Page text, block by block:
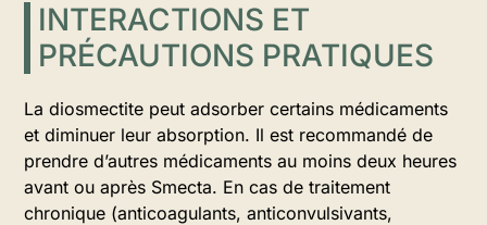
INTERACTIONS ET
PRÉCAUTIONS PRATIQUES
La diosmectite peut adsorber certains médicaments
et diminuer leur absorption. Il est recommandé de
prendre d’autres médicaments au moins deux heures
avant ou après Smecta. En cas de traitement
chronique (anticoagulants, anticonvulsivants,